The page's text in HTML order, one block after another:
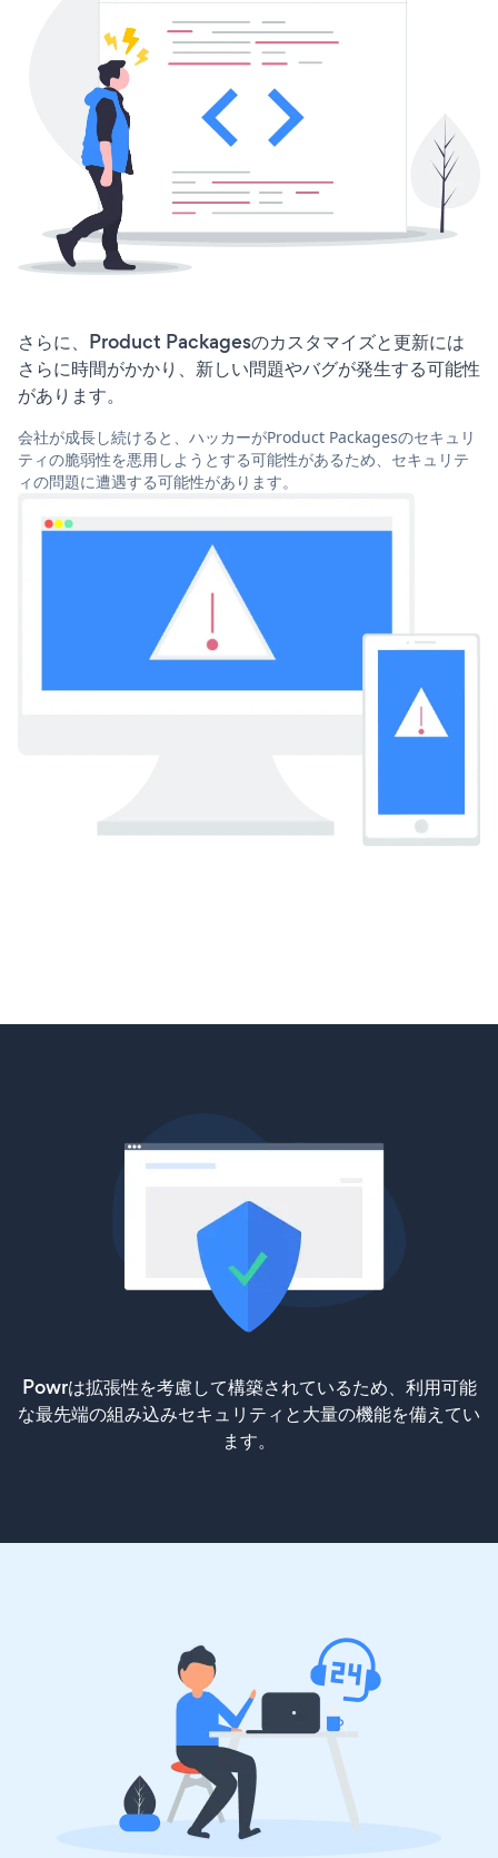
さらに、Product Packagesのカスタマイズと更新には
さらに時間がかかり、新しい問題やバグが発生する可能性
があります。
会社が成長し続けると、ハッカーがProduct Packagesのセキュリ
ティの脆弱性を悪用しようとする可能性があるため、セキュリテ
ィの問題に遭遇する可能性があります。
Powrは拡張性を考慮して構築されているため、利用可能
な最先端の組み込みセキュリティと大量の機能を備えてい
ます。